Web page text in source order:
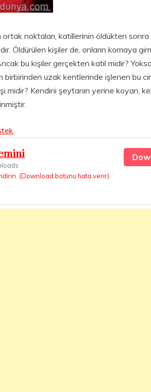
noktaları, katillerinin öldükten
Öldürülen kişiler de, onların komaya
bu kişiler gerçekten katil midir?
birbirinden uzak kentlerinde işlenen bu
midir? Kendini şeytanın yerine koyan,
(Download botunu hata verir)